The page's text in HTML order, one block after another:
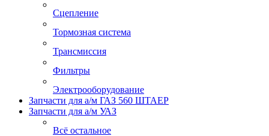
Сцепление
Тормозная система
Трансмиссия
Фильтры
Электрооборудование
Запчасти для а/м ГАЗ 560 ШТАЕР
Запчасти для а/м УАЗ
Всё остальное